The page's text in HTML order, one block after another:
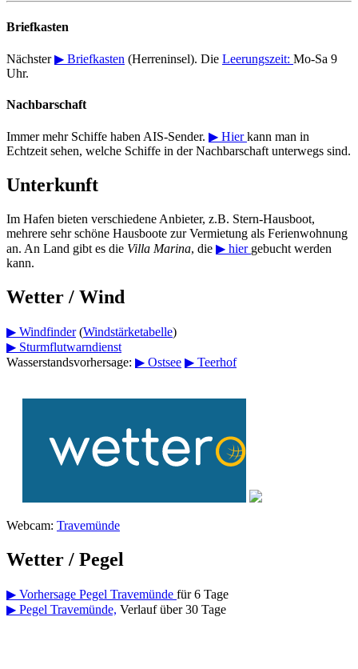
Briefkasten
Nächster▶ Briefkasten (Herreninsel). Die Leerungszeit: Mo-Sa 9
Uhr.
Nachbarschaft
Immer mehr Schiffe haben AIS-Sender. ▶ Hierkann man in
Echtzeit sehen, welche Schiffe in der Nachbarschaft unterwegs sind.
Unterkunft
Im Hafen bieten verschiedene Anbieter, z.B. Stern-Hausboot,
mehrere sehr schöne Hausboote zur Vermietung als Ferienwohnung
an. An Land gibt es die Villa Marina, die ▶ hier gebucht werden
kann.
Wetter / Wind
▶ Windfinder(Windstärketabelle)
▶ Sturmflutwarndienst
Wasserstandsvorhersage: ▶ Ostsee ▶ Teerhof
Webcam: Travemünde
Wetter / Pegel
▶ Vorhersage Pegel Travemünde für 6 Tage
▶ Pegel Travemünde, Verlauf über 30 Tage